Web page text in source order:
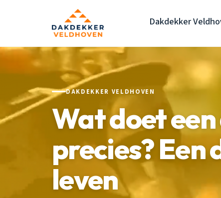
Dakdekker
DAKDEKKER VELDHOVEN
Wat doet
precies? Een
leven